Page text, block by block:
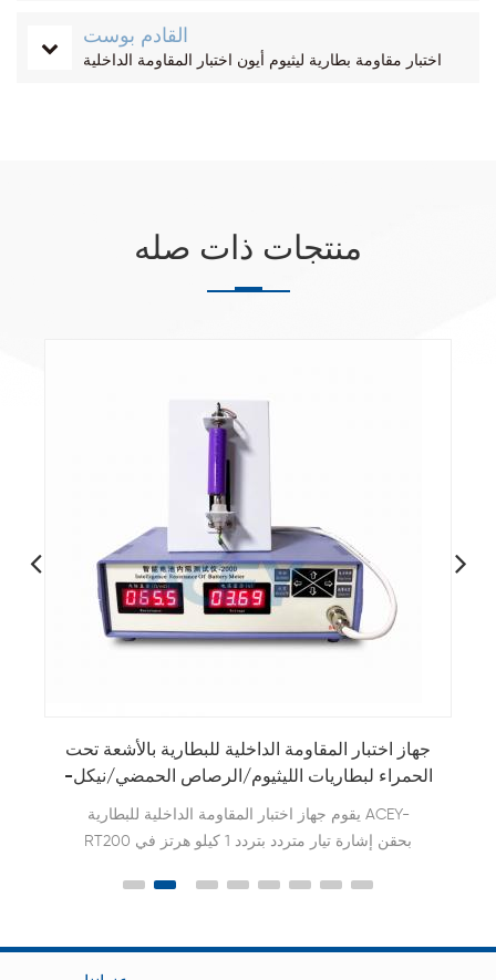
القادم بوست
اختبار مقاومة بطارية ليثيوم أيون اختبار المقاومة الداخلية
منتجات ذات صله
جهاز اختبار جهد البطارية والمقاومة الداخلية بالأشعة
تحت الحمراء HK3560
جهاز اختبار جهد البطارية والأشعة تحت الحمراء ACEY-
HK3560 مناسب للبطاريات ذات المقاومة المنخفضة،